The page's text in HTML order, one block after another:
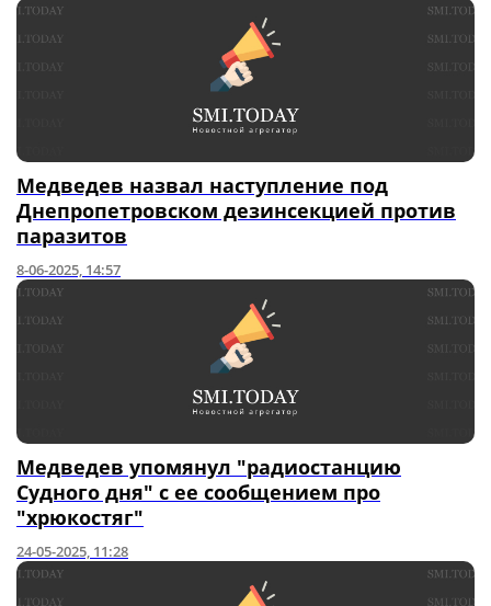
Медведев назвал наступление под
Днепропетровском дезинсекцией против
паразитов
8-06-2025, 14:57
Медведев упомянул "радиостанцию
Судного дня" с ее сообщением про
"хрюкостяг"
24-05-2025, 11:28